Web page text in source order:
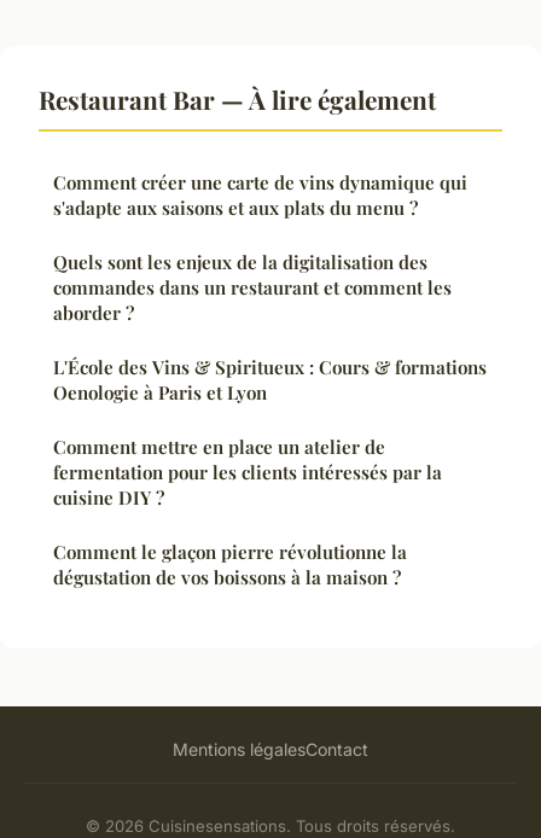
Restaurant Bar — À lire également
Comment créer une carte de vins dynamique qui
s'adapte aux saisons et aux plats du menu ?
Quels sont les enjeux de la digitalisation des
commandes dans un restaurant et comment les
aborder ?
L'École des Vins & Spiritueux : Cours & formations
Oenologie à Paris et Lyon
Comment mettre en place un atelier de
fermentation pour les clients intéressés par la
cuisine DIY ?
Comment le glaçon pierre révolutionne la
dégustation de vos boissons à la maison ?
Mentions légalesContact
© 2026 Cuisinesensations. Tous droits réservés.